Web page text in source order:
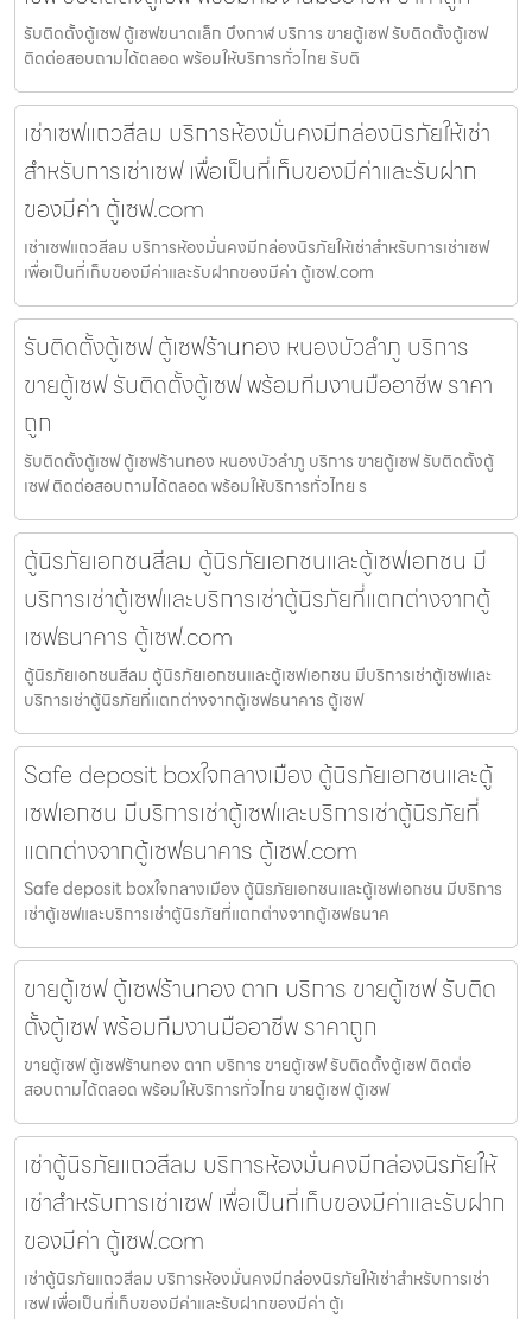
รับติดตั้งตู้เซฟ ตู้เซฟขนาดเล็ก บึงกาฬ บริการ ขายตู้เซฟ รับติดตั้งตู้เซฟ
ติดต่อสอบถามได้ตลอด พร้อมให้บริการทั่วไทย รับติ
เช่าเซฟแถวสีลม บริการห้องมั่นคงมีกล่องนิรภัยให้เช่า
สำหรับการเช่าเซฟ เพื่อเป็นที่เก็บของมีค่าและรับฝาก
ของมีค่า ตู้เซฟ.com
เช่าเซฟแถวสีลม บริการห้องมั่นคงมีกล่องนิรภัยให้เช่าสำหรับการเช่าเซฟ
เพื่อเป็นที่เก็บของมีค่าและรับฝากของมีค่า ตู้เซฟ.com
รับติดตั้งตู้เซฟ ตู้เซฟร้านทอง หนองบัวลำภู บริการ
ขายตู้เซฟ รับติดตั้งตู้เซฟ พร้อมทีมงานมืออาชีพ ราคา
ถูก
รับติดตั้งตู้เซฟ ตู้เซฟร้านทอง หนองบัวลำภู บริการ ขายตู้เซฟ รับติดตั้งตู้
เซฟ ติดต่อสอบถามได้ตลอด พร้อมให้บริการทั่วไทย ร
ตู้นิรภัยเอกชนสีลม ตู้นิรภัยเอกชนและตู้เซฟเอกชน มี
บริการเช่าตู้เซฟและบริการเช่าตู้นิรภัยที่แตกต่างจากตู้
เซฟธนาคาร ตู้เซฟ.com
ตู้นิรภัยเอกชนสีลม ตู้นิรภัยเอกชนและตู้เซฟเอกชน มีบริการเช่าตู้เซฟและ
บริการเช่าตู้นิรภัยที่แตกต่างจากตู้เซฟธนาคาร ตู้เซฟ
Safe deposit boxใจกลางเมือง ตู้นิรภัยเอกชนและตู้
เซฟเอกชน มีบริการเช่าตู้เซฟและบริการเช่าตู้นิรภัยที่
แตกต่างจากตู้เซฟธนาคาร ตู้เซฟ.com
Safe deposit boxใจกลางเมือง ตู้นิรภัยเอกชนและตู้เซฟเอกชน มีบริการ
เช่าตู้เซฟและบริการเช่าตู้นิรภัยที่แตกต่างจากตู้เซฟธนาค
ขายตู้เซฟ ตู้เซฟร้านทอง ตาก บริการ ขายตู้เซฟ รับติด
ตั้งตู้เซฟ พร้อมทีมงานมืออาชีพ ราคาถูก
ขายตู้เซฟ ตู้เซฟร้านทอง ตาก บริการ ขายตู้เซฟ รับติดตั้งตู้เซฟ ติดต่อ
สอบถามได้ตลอด พร้อมให้บริการทั่วไทย ขายตู้เซฟ ตู้เซฟ
เช่าตู้นิรภัยแถวสีลม บริการห้องมั่นคงมีกล่องนิรภัยให้
เช่าสำหรับการเช่าเซฟ เพื่อเป็นที่เก็บของมีค่าและรับฝาก
ของมีค่า ตู้เซฟ.com
เช่าตู้นิรภัยแถวสีลม บริการห้องมั่นคงมีกล่องนิรภัยให้เช่าสำหรับการเช่า
เซฟ เพื่อเป็นที่เก็บของมีค่าและรับฝากของมีค่า ตู้เ